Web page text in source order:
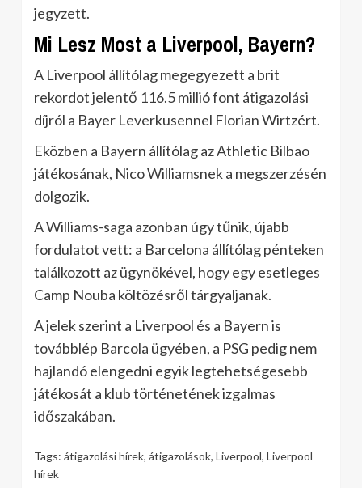
jegyzett.
Mi Lesz Most a Liverpool, Bayern?
A Liverpool állítólag megegyezett a brit
rekordot jelentő 116.5 millió font átigazolási
díjról a Bayer Leverkusennel Florian Wirtzért.
Eközben a Bayern állítólag az Athletic Bilbao
játékosának, Nico Williamsnek a megszerzésén
dolgozik.
A Williams-saga azonban úgy tűnik, újabb
fordulatot vett: a Barcelona állítólag pénteken
találkozott az ügynökével, hogy egy esetleges
Camp Nouba költözésről tárgyaljanak.
A jelek szerint a Liverpool és a Bayern is
továbblép Barcola ügyében, a PSG pedig nem
hajlandó elengedni egyik legtehetségesebb
játékosát a klub történetének izgalmas
időszakában.
Tags: átigazolási hírek, átigazolások, Liverpool, Liverpool
hírek